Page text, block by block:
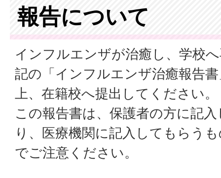
報告について
インフルエンザが治癒し、学校
記の「インフルエンザ治癒報告
上、在籍校へ提出してください。
この報告書は、保護者の方に記
り、医療機関に記入してもらう
でご注意ください。